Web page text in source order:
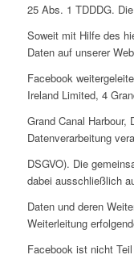
25 Abs. 1 TDDDG.
Soweit mit Hilfe des
Daten auf unserer
Facebook
Ireland Limited, 4
Grand Canal Harbour,
Datenverarbeitung
DSGVO). Die
dabei ausschließlich
Daten und deren
Weiterleitung
Facebook ist nicht